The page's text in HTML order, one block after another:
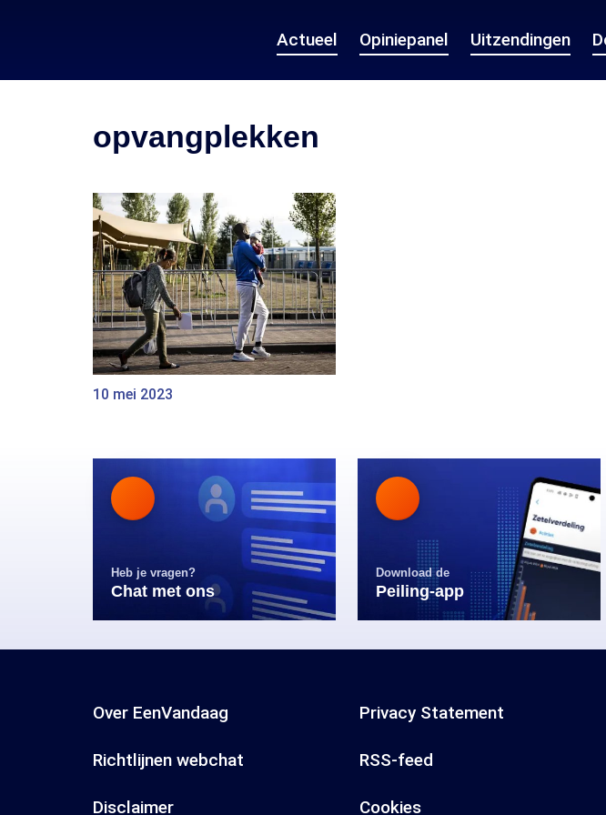
Actueel Opiniepanel Uitzendingen
opvangplekken
10 mei 2023
Heb je vragen?
Chat met ons
Download de
Peiling-app
Over EenVandaag Privacy Statement
Richtlijnen webchat RSS-feed
Disclaimer Cookies